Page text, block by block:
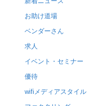
お助け道場
ベンダーさん
求人
イベント・セミナー
優待
wifiメディアスタイル